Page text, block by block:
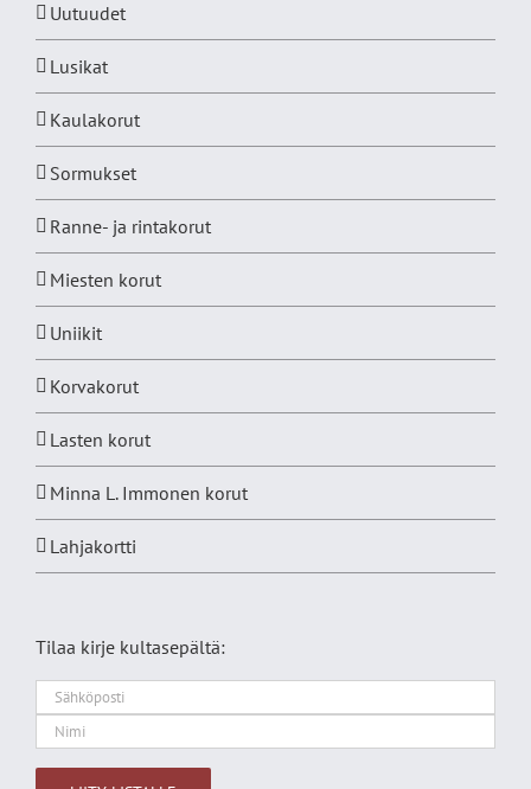
Uutuudet
Lusikat
Kaulakorut
Sormukset
Ranne- ja rintakorut
Miesten korut
Uniikit
Korvakorut
Lasten korut
Minna L. Immonen korut
Lahjakortti
Tilaa kirje kultasepältä: